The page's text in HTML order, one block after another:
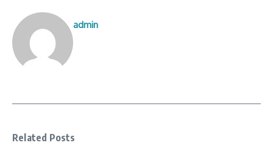
admin
Related Posts